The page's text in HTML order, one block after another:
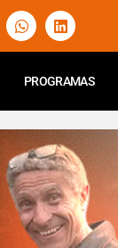
PROGRAMAS